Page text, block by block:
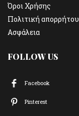
Όροι Χρήσης
Πολιτική απορρήτου
Ασφάλεια
FOLLOW US
Facebook
Pinterest